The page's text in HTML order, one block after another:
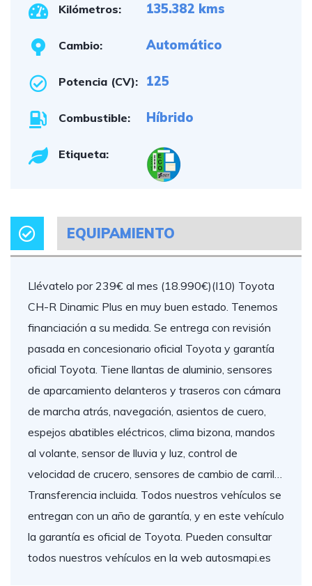
Kilómetros: 135.382 kms
Cambio: Automático
Potencia (CV): 125
Combustible: Híbrido
Etiqueta:
EQUIPAMIENTO
Llévatelo por 239€ al mes (18.990€)(I10) Toyota
CH-R Dinamic Plus en muy buen estado. Tenemos
financiación a su medida. Se entrega con revisión
pasada en concesionario oficial Toyota y garantía
oficial Toyota. Tiene llantas de aluminio, sensores
de aparcamiento delanteros y traseros con cámara
de marcha atrás, navegación, asientos de cuero,
espejos abatibles eléctricos, clima bizona, mandos
al volante, sensor de lluvia y luz, control de
velocidad de crucero, sensores de cambio de carril…
Transferencia incluida. Todos nuestros vehículos se
entregan con un año de garantía, y en este vehículo
la garantía es oficial de Toyota. Pueden consultar
todos nuestros vehículos en la web autosmapi.es